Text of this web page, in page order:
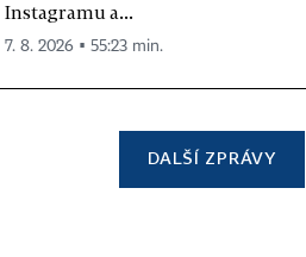
Instagramu a...
7. 8. 2026 ▪ 55:23 min.
DALŠÍ ZPRÁVY